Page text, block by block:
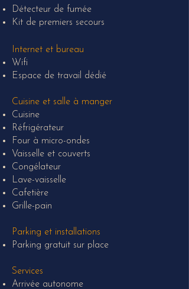
Détecteur de fumée
Kit de premiers secours
Internet et bureau
Wifi
Espace de travail dédié
Cuisine et salle à manger
Cuisine
Réfrigérateur
Four à micro-ondes
Vaisselle et couverts
Congélateur
Lave-vaisselle
Cafetière
Grille-pain
Parking et installations
Parking gratuit sur place
Services
Arrivée autonome